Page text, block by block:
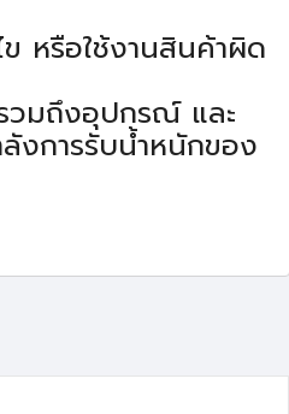
หรือใช้งานสินค้าผิด
วมถึงอุปกรณ์ และ
งการรับน้ำหนักของ